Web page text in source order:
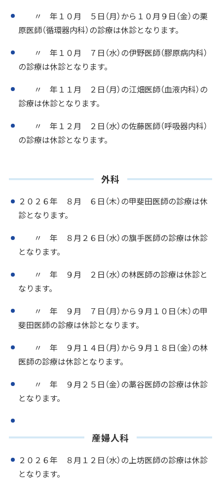
〃 年１０月 ５日（月）から１０月９日（金）の栗
原医師（循環器内科）の診療は休診となります。
〃 年１０月 ７日（水）の伊野医師（膠原病内科）
の診療は休診となります。
〃 年１１月 ２日（月）の江畑医師（血液内科）の
診療は休診となります。
〃 年１２月 ２日（水）の佐藤医師（呼吸器内科）
の診療は休診となります。
外科
２０２６年 ８月 ６日（木）の甲斐田医師の診療は休
診となります。
〃 年 ８月２６日（水）の旗手医師の診療は休診
となります。
〃 年 ９月 ２日（水）の林医師の診療は休診と
なります。
〃 年 ９月 ７日（月）から９月１０日（木）の甲
斐田医師の診療は休診となります。
〃 年 ９月１４日（月）から９月１８日（金）の林
医師の診療は休診となります。
〃 年 ９月２５日（金）の藁谷医師の診療は休診
となります。
産婦人科
２０２６年 ８月１２日（水）の上坊医師の診療は休診
となります。